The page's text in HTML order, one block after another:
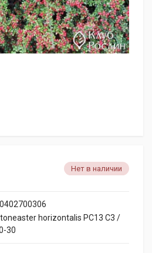
Нет в наличии
horizontalis PC13 C3 /
30